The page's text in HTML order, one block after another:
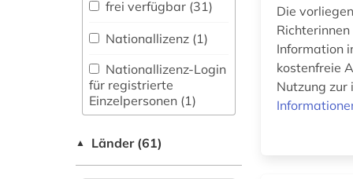
Musikwissenschaft
(0)
Nanotechnologie (0)
Natur- und
Umweltschutz (0)
Normen (0)
1970 (1)
(1)
gesetz (1)
gesetzgebung (1)
giessen (1)
frei verfügbar (31)
Nationallizenz (1)
Nationallizenz-Login
für registrierte
Einzelpersonen (1)
▲ Länder (61)
Die
Information
kostenfreie
Nutzung zur